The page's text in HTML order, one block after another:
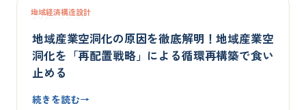
地域経済構造設計
2026.05.31
地域産業空洞化の原因を徹底解明！地域産業空
洞化を「再配置戦略」による循環再構築で食い
止める
続きを読む→